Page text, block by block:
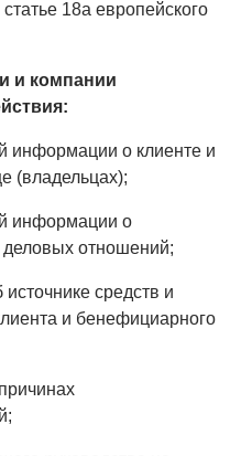
18а европейского
и компании
информации о клиенте и
(владельцах);
информации о
отношений;
средств и
и бенефициарного